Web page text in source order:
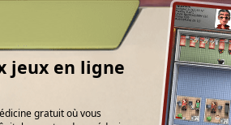
jeux en ligne
gratuit où vous